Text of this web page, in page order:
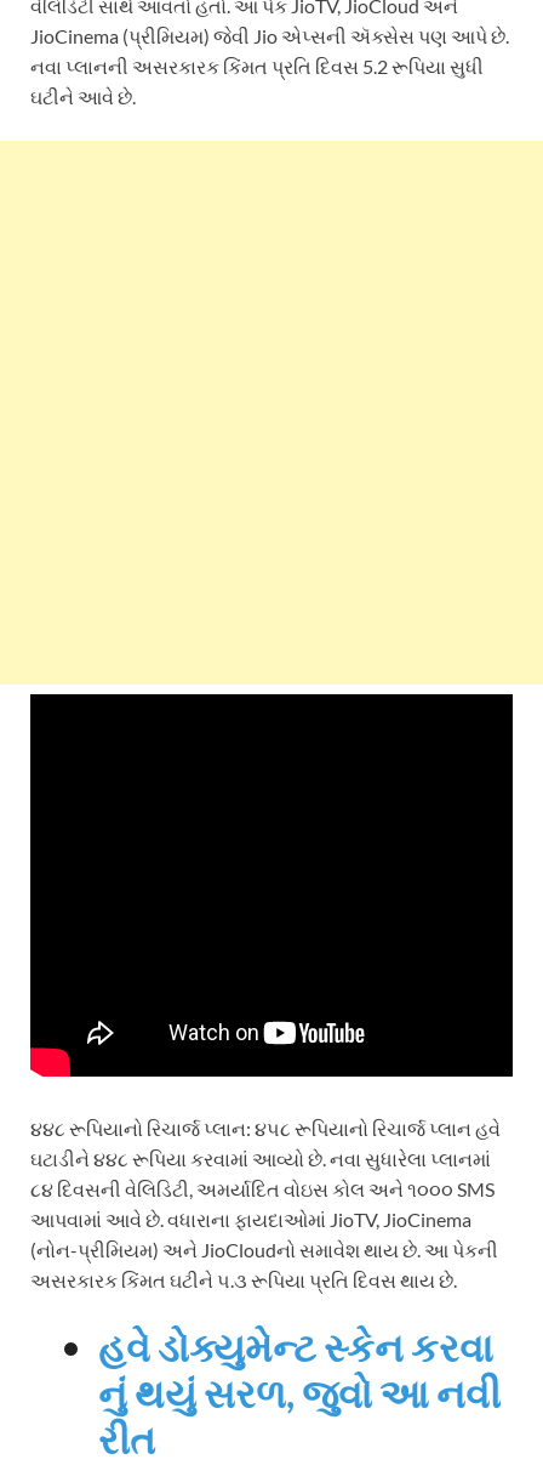
વેલિડિટી સાથે આવતો હતો. આ પેક JioTV, JioCloud અને
JioCinema (પ્રીમિયમ) જેવી Jio એપ્સની ઍક્સેસ પણ આપે છે.
નવા પ્લાનની અસરકારક કિંમત પ્રતિ દિવસ 5.2 રૂપિયા સુધી
ઘટીને આવે છે.
૪૪૮ રૂપિયાનો રિચાર્જ પ્લાન: ૪૫૮ રૂપિયાનો રિચાર્જ પ્લાન હવે
ઘટાડીને ૪૪૮ રૂપિયા કરવામાં આવ્યો છે. નવા સુધારેલા પ્લાનમાં
૮૪ દિવસની વેલિડિટી, અમર્યાદિત વોઇસ કોલ અને ૧૦૦૦ SMS
આપવામાં આવે છે. વધારાના ફાયદાઓમાં JioTV, JioCinema
(નોન-પ્રીમિયમ) અને JioCloudનો સમાવેશ થાય છે. આ પેકની
અસરકારક કિંમત ઘટીને ૫.૩ રૂપિયા પ્રતિ દિવસ થાય છે.
હવે ડોક્યુમેન્ટ સ્કેન કરવા
નું થયું સરળ, જુવો આ નવી
રીત